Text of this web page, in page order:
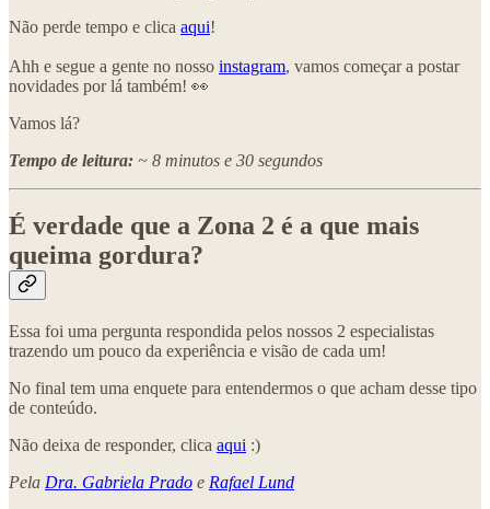
Não perde tempo e clica aqui!
Ahh e segue a gente no nosso instagram, vamos começar a postar
novidades por lá também! 👀
Vamos lá?
Tempo de leitura: ~ 8 minutos e 30 segundos
É verdade que a Zona 2 é a que mais
queima gordura?
Essa foi uma pergunta respondida pelos nossos 2 especialistas
trazendo um pouco da experiência e visão de cada um!
No final tem uma enquete para entendermos o que acham desse tipo
de conteúdo.
Não deixa de responder, clica aqui :)
Pela Dra. Gabriela Prado e Rafael Lund